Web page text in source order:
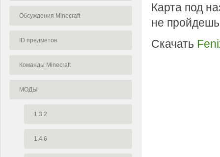
Обсуждения Minecraft
ID предметов
Команды Minecraft
МОДЫ
1.3.2
1.4.6
Карта под
не
Скачать